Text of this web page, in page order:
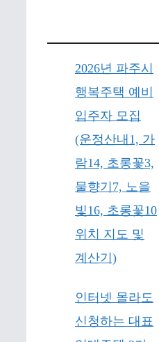
2026년 파주시
행복주택 예비
입주자 모집
(운정산내1, 가
람14, 초롱꽃3,
물향기7, 노을
빛16, 초롱꽃10
위치 지도 및
계산기)
인터넷 몰라도
신청하는 대표